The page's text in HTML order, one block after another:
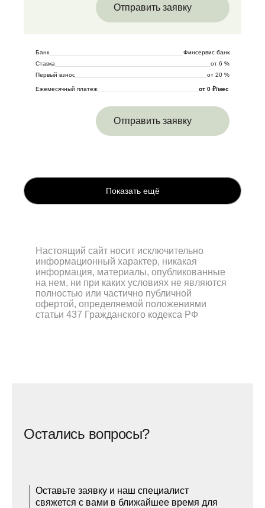
Отправить заявку
Банк
Финсервис банк
Ставка
от 6 %
Первый взнос
от 20 %
Ежемесячный платеж от 0 ₽/мес
Отправить заявку
Показать ещё
Настоящий сайт носит исключительно
информационный характер, никакая
информация, материалы, опубликованные
на нем, ни при каких условиях не являются
полностью или частично публичной
офертой, определяемой положениями
статьи 437 Гражданского кодекса РФ
Остались вопросы?
Оставьте заявку и наш специалист
свяжется с вами в ближайшее время для